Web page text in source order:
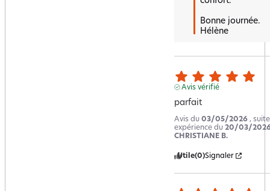
Bonne journée.
Hélène
Avis vérifié
parfait
Avis du 03/05/2026 ,
expérience du 20/03/
CHRISTIANE B.
Utile(0)Signaler